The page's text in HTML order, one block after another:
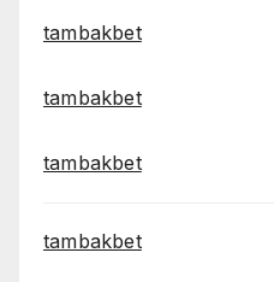
tambakbet
tambakbet
tambakbet
tambakbet